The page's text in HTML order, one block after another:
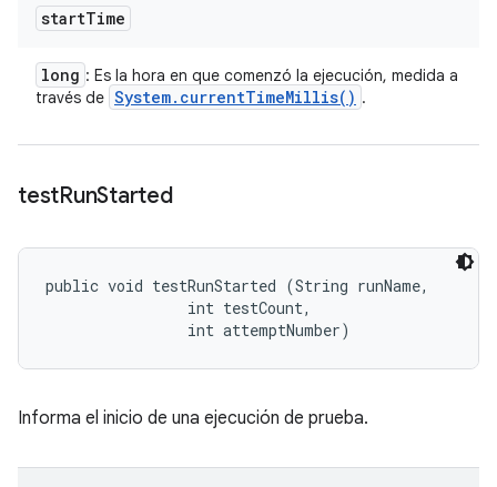
startTime
long : Es la hora en que comenzó la ejecución, medida a
través de System. currentTimeMillis( ) .
testRunStarted
public void testRunStarted (String runName,
                int testCount,
                int attemptNumber)
Informa el inicio de una ejecución de prueba.